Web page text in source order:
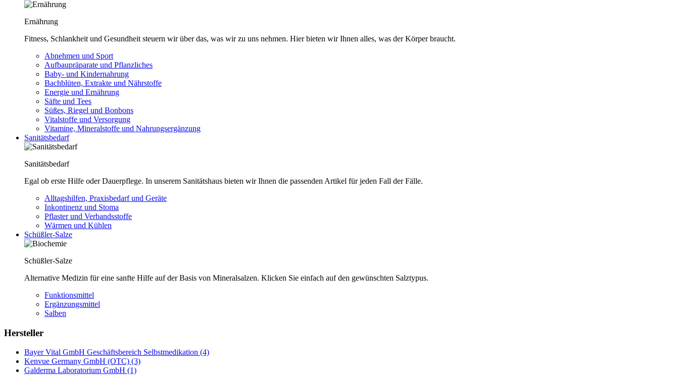
Ernährung
Fitness, Schlankheit und Gesundheit steuern wir über das, was wir zu uns nehmen. Hier bieten wir Ihnen alles, was der Körper braucht.
Abnehmen und Sport
Aufbaupräparate und Pflanzliches
Baby- und Kindernahrung
Bachblüten, Extrakte und Nährstoffe
Energie und Ernährung
Säfte und Tees
Süßes, Riegel und Bonbons
Vitalstoffe und Versorgung
Vitamine, Mineralstoffe und Nahrungsergänzung
Sanitätsbedarf
Sanitätsbedarf
Egal ob erste Hilfe oder Dauerpflege. In unserem Sanitätshaus bieten wir Ihnen die passenden Artikel für jeden Fall der Fälle.
Alltagshilfen, Praxisbedarf und Geräte
Inkontinenz und Stoma
Pflaster und Verbandsstoffe
Wärmen und Kühlen
Schüßler-Salze
Schüßler-Salze
Alternative Medizin für eine sanfte Hilfe auf der Basis von Mineralsalzen. Klicken Sie einfach auf den gewünschten Salztypus.
Funktionsmittel
Ergänzungsmittel
Salben
Hersteller
Bayer Vital GmbH Geschäftsbereich Selbstmedikation (4)
Kenvue Germany GmbH (OTC) (3)
Galderma Laboratorium GmbH (1)